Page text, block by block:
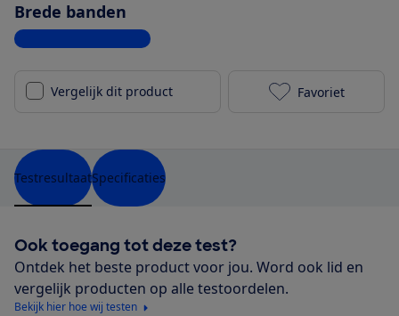
Brede banden
Bekijk alle specificaties
Vergelijk dit product Koga E-Nova
Favoriet
TestresultaatSpecificaties
Ook toegang tot deze test?
Ontdek het beste product voor jou. Word ook lid en
vergelijk producten op alle testoordelen.
Bekijk hier hoe wij testen